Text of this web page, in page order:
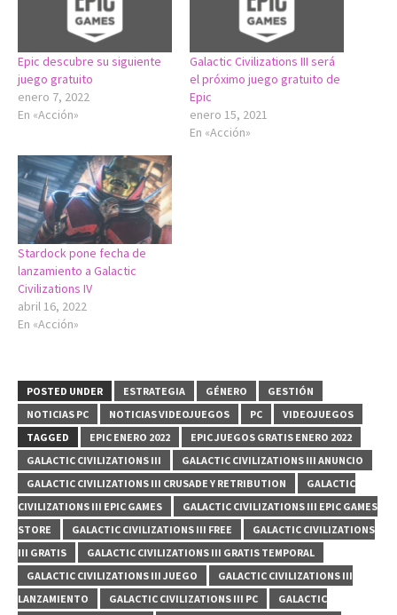
Epic descubre su siguiente
juego gratuito
enero 7, 2022
En «Acción»
Galactic Civilizations III será
el próximo juego gratuito de
Epic
enero 15, 2021
En «Acción»
Stardock pone fecha de
lanzamiento a Galactic
Civilizations IV
abril 16, 2022
En «Acción»
POSTED UNDER ESTRATEGIA GÉNERO
GESTIÓN
NOTICIAS PC
NOTICIAS VIDEOJUEGOS PC
VIDEOJUEGOS
TAGGED
EPIC ENERO 2022
EPIC JUEGOS GRATIS ENERO 2022
GALACTIC CIVILIZATIONS III
GALACTIC CIVILIZATIONS III ANUNCIO
GALACTIC CIVILIZATIONS III CRUSADE Y RETRIBUTION
GALACTIC
CIVILIZATIONS III EPIC GAMES
GALACTIC CIVILIZATIONS III EPIC GAMES
STORE
GALACTIC CIVILIZATIONS III FREE
GALACTIC CIVILIZATIONS
III GRATIS
GALACTIC CIVILIZATIONS III GRATIS TEMPORAL
GALACTIC CIVILIZATIONS III JUEGO
GALACTIC CIVILIZATIONS III
LANZAMIENTO
GALACTIC CIVILIZATIONS III PC
GALACTIC